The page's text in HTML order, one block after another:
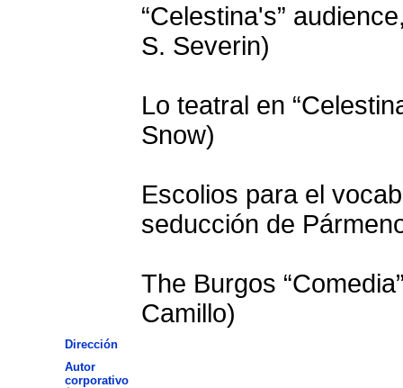
“Celestina's”
S. Severin)
Lo teatral en
Snow)
Escolios para el
seducción de
The Burgos
Camillo)
Dirección
Autor
corporativo